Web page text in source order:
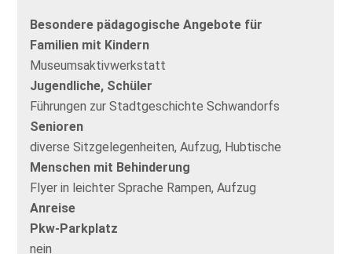
Besondere pädagogische Angebote für
Familien mit Kindern
Museumsaktivwerkstatt
Jugendliche, Schüler
Führungen zur Stadtgeschichte Schwandorfs
Senioren
diverse Sitzgelegenheiten, Aufzug, Hubtische
Menschen mit Behinderung
Flyer in leichter Sprache Rampen, Aufzug
Anreise
Pkw-Parkplatz
nein